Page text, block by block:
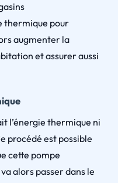
thermique pour
augmenter la
et assurer aussi
l’énergie thermique ni
procédé est possible
cette pompe
alors passer dans le